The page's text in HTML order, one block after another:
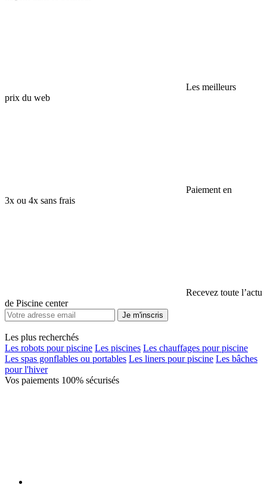
Les meilleurs
prix du web
Paiement en
3x ou 4x sans frais
Recevez toute l’actu
de Piscine center
Je m'inscris
Les plus recherchés
Les robots pour piscine Les piscines Les chauffages pour piscine
Les spas gonflables ou portables Les liners pour piscine Les bâches
pour l'hiver
Vos paiements 100% sécurisés